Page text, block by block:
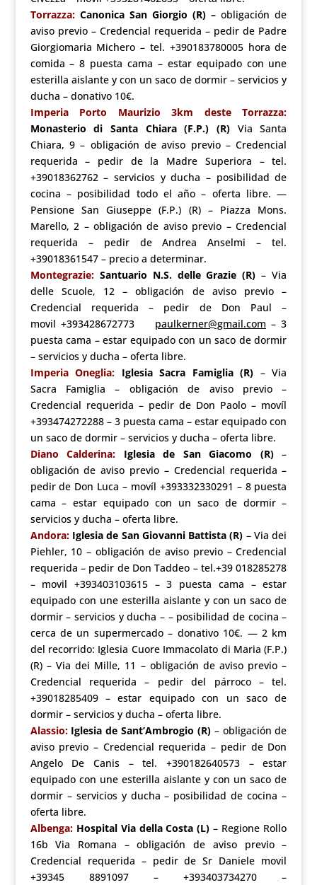
Torrazza: Canonica San Giorgio (R) – obligación de
aviso previo – Credencial requerida – pedir de Padre
Giorgiomaria Michero – tel. +390183780005 hora de
comida – 8 puesta cama – estar equipado con une
esterilla aislante y con un saco de dormir – servicios y
ducha – donativo 10€.
Imperia Porto Maurizio 3km deste Torrazza:
Monasterio di Santa Chiara (F.P.) (R) Via Santa
Chiara, 9 – obligación de aviso previo – Credencial
requerida – pedir de la Madre Superiora – tel.
+39018362762 – servicios y ducha – posibilidad de
cocina – posibilidad todo el año – oferta libre. —
Pensione San Giuseppe (F.P.) (R) – Piazza Mons.
Marello, 2 – obligación de aviso previo – Credencial
requerida – pedir de Andrea Anselmi – tel.
+39018361547 – precio a determinar.
Montegrazie: Santuario N.S. delle Grazie (R) – Via
delle Scuole, 12 – obligación de aviso previo –
Credencial requerida – pedir de Don Paul –
movil +393428672773 paulkerner@gmail.com – 3
puesta cama – estar equipado con un saco de dormir
– servicios y ducha – oferta libre.
Imperia Oneglia: Iglesia Sacra Famiglia (R) – Via
Sacra Famiglia – obligación de aviso previo –
Credencial requerida – pedir de Don Paolo – movíl
+393474272288 – 3 puesta cama – estar equipado con
un saco de dormir – servicios y ducha – oferta libre.
Diano Calderina: Iglesia de San Giacomo (R)–
obligación de aviso previo – Credencial requerida –
pedir de Don Luca – movíl +393332330291 – 8 puesta
cama – estar equipado con un saco de dormir –
servicios y ducha – oferta libre.
Andora:Iglesia de San Giovanni Battista (R) – Via dei
Piehler, 10 – obligación de aviso previo – Credencial
requerida – pedir de Don Taddeo – tel.+39 018285278
– movil +393403103615 – 3 puesta cama – estar
equipado con une esterilla aislante y con un saco de
dormir – servicios y ducha – – posibilidad de cocina –
cerca de un supermercado – donativo 10€. —2 km
del recorrido: Iglesia Cuore Immacolato di Maria (F.P.)
(R) – Via dei Mille, 11 – obligación de aviso previo –
Credencial requerida – pedir del párroco – tel.
+39018285409 – estar equipado con un saco de
dormir – servicios y ducha – oferta libre.
Alassio:Iglesia de Sant’Ambrogio (R)– obligación de
aviso previo – Credencial requerida – pedir de Don
Angelo De Canis – tel. +390182640573 – estar
equipado con une esterilla aislante y con un saco de
dormir – servicios y ducha – posibilidad de cocina –
oferta libre.
Albenga:Hospital Via della Costa (L) – Regione Rollo
16b Via Romana – obligación de aviso previo –
Credencial requerida – pedir de Sr Daniele movil
+39345 8891097 – +393403734270 –